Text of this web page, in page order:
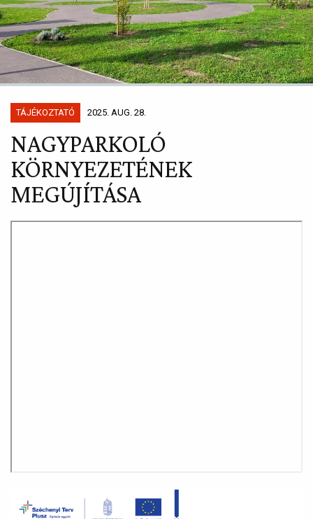
TÁJÉKOZTATÓ 2025. AUG. 28.
NAGYPARKOLÓ
KÖRNYEZETÉNEK
MEGÚJÍTÁSA